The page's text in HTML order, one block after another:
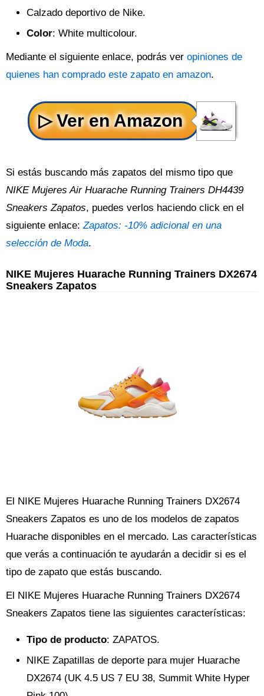
Calzado deportivo de Nike.
Color: White multicolour.
Mediante el siguiente enlace, podrás ver opiniones de
quienes han comprado este zapato en amazon.
Si estás buscando más zapatos del mismo tipo que
NIKE Mujeres Air Huarache Running Trainers DH4439
Sneakers Zapatos, puedes verlos haciendo click en el
siguiente enlace:Zapatos: -10% adicional en una
selección de Moda.
NIKE Mujeres Huarache Running Trainers DX2674
Sneakers Zapatos
El NIKE Mujeres Huarache Running Trainers DX2674
Sneakers Zapatos es uno de los modelos de zapatos
Huarache disponibles en el mercado. Las características
que verás a continuación te ayudarán a decidir si es el
tipo de zapato que estás buscando.
El NIKE Mujeres Huarache Running Trainers DX2674
Sneakers Zapatos tiene las siguientes características:
Tipo de producto: ZAPATOS.
NIKE Zapatillas de deporte para mujer Huarache
DX2674 (UK 4.5 US 7 EU 38, Summit White Hyper